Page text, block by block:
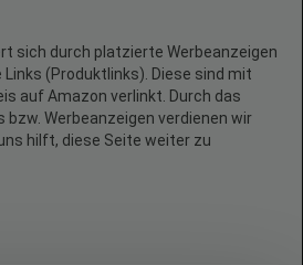
sich durch platzierte Werbeanzeigen
(Produktlinks). Diese sind mit
auf Amazon verlinkt. Durch das
bzw. Werbeanzeigen verdienen wir
hilft, diese Seite weiter zu